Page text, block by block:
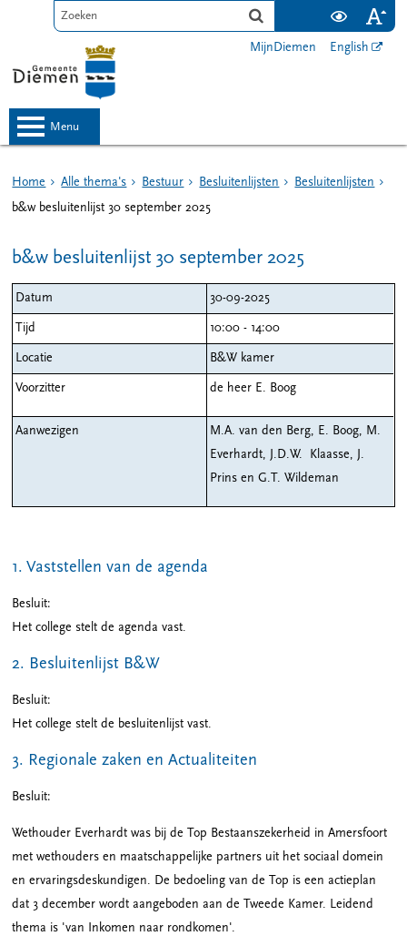
MijnDiemen English
menu
Home Alle thema's Bestuur Besluitenlijsten
Besluitenlijsten
b&w besluitenlijst 30 september 2025
b&w besluitenlijst 30 september 2025
Datum 30-09-2025
Tijd 10:00 - 14:00
Locatie B&W kamer
Voorzitter de heer E. Boog
Aanwezigen
M.A. van den Berg, E. Boog, M.
Everhardt, J.D.W. Klaasse, J.
Prins en G.T. Wildeman
1. Vaststellen van de agenda
Besluit:
Het college stelt de agenda vast.
2. Besluitenlijst B&W
Besluit:
Het college stelt de besluitenlijst vast.
3. Regionale zaken en Actualiteiten
Besluit:
Wethouder Everhardt was bij de Top Bestaanszekerheid in Amersfoort
met wethouders en maatschappelijke partners uit het sociaal domein
en ervaringsdeskundigen. De bedoeling van de Top is een actieplan
dat 3 december wordt aangeboden aan de Tweede Kamer. Leidend
thema is 'van Inkomen naar rondkomen'.